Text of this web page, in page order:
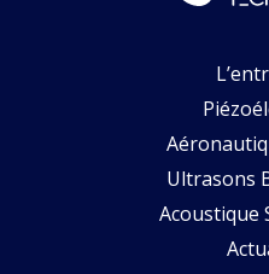
Ultrasons
Acoustique